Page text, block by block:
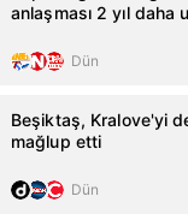
anlaşması 2 yıl daha
Dün
Beşiktaş, Kralove'yi
mağlup etti
Dün